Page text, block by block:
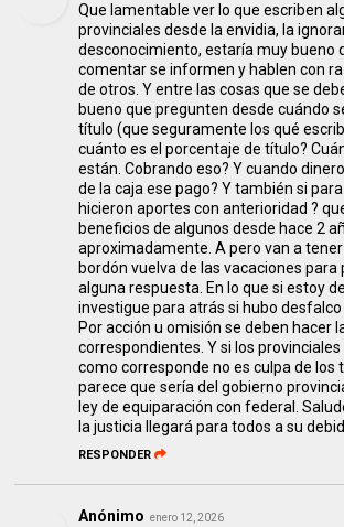
Que lamentable ver lo que escriben
provinciales desde la envidia, la
desconocimiento, estaría muy bueno
comentar se informen y hablen con
de otros. Y entre las cosas que se
bueno que pregunten desde cuándo
título (que seguramente los qué
cuánto es el porcentaje de título?
están. Cobrando eso? Y cuando
de la caja ese pago? Y también si
hicieron aportes con anterioridad ?
beneficios de algunos desde hace 2
aproximadamente. A pero van a
bordón vuelva de las vacaciones para
alguna respuesta. En lo que si estoy
investigue para atrás si hubo
Por acción u omisión se deben hacer
correspondientes. Y si los
como corresponde no es culpa de los
parece que sería del gobierno
ley de equiparación con federal.
la justicia llegará para todos a su
RESPONDER
Anónimo enero 12, 2026